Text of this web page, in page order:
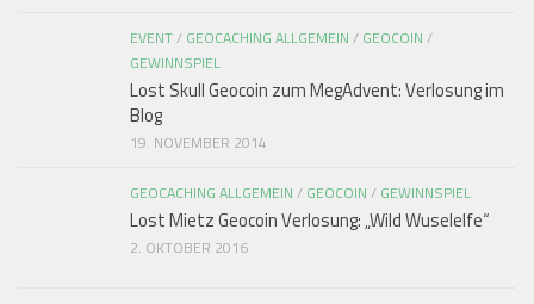
EVENT/ GEOCACHING ALLGEMEIN / GEOCOIN /
GEWINNSPIEL
Lost Skull Geocoin zum MegAdvent: Verlosung im
Blog
19. NOVEMBER 2014
GEOCACHING ALLGEMEIN / GEOCOIN / GEWINNSPIEL
Lost Mietz Geocoin Verlosung: „Wild Wuselelfe“
2. OKTOBER 2016